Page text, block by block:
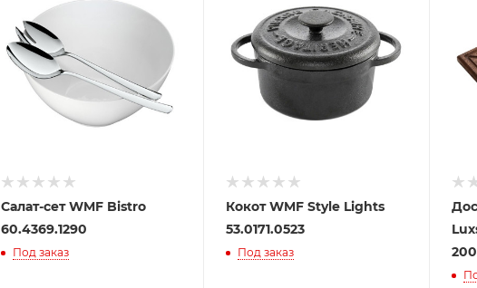
Салат-сет WMF Bistro
60.4369.1290
Под заказ
Кокот WMF Style Lights
53.0171.0523
Под заказ